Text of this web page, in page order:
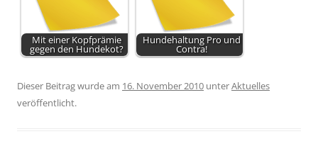
Mit einer Kopfprämie
gegen den Hundekot?
Hundehaltung Pro und
Contra!
Dieser Beitrag wurde am 16. November 2010 unterAktuelles
veröffentlicht.